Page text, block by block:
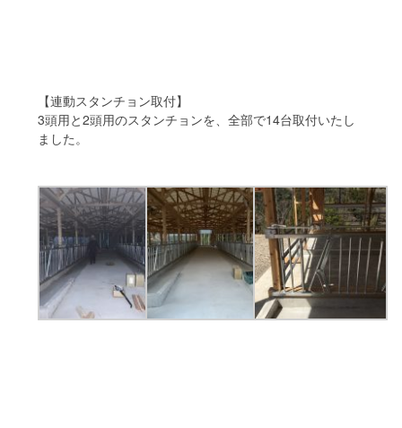
【連動スタンチョン取付】
3頭用と2頭用のスタンチョンを、全部で14台取付いたし
ました。